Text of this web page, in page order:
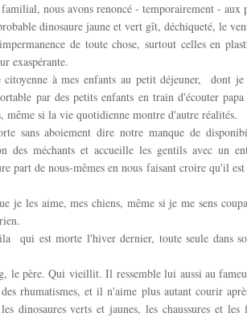
nous avons renoncé - temporairement - aux
dinosaure jaune et vert gît, déchiqueté, le
de toute chose, surtout celles en
exaspérante.
à mes enfants au petit déjeuner, dont je
par des petits enfants en train d'écouter
même si la vie quotidienne montre d'autre réalités.
sans aboiement dire notre manque de
des méchants et accueille les gentils avec un
part de nous-mêmes en nous faisant croire qu'il
je les aime, mes chiens, même si je me sens
qui est morte l'hiver dernier, toute seule dans
le père. Qui vieillit. Il ressemble lui aussi au
rhumatismes, et il n'aime plus autant courir
dinosaures verts et jaunes, les chaussures et